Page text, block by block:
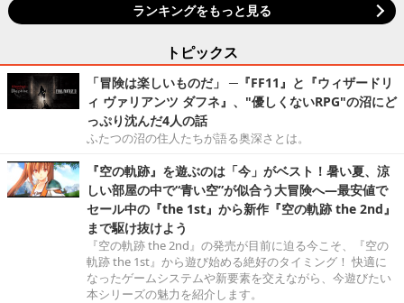
ランキングをもっと見る
トピックス
「冒険は楽しいものだ」 ─『FF11』と『ウィザードリ
ィ ヴァリアンツ ダフネ』、"優しくないRPG"の沼にど
っぷり沈んだ4人の話
ふたつの沼の住人たちが語る奥深さとは。
『空の軌跡』を遊ぶのは「今」がベスト！暑い夏、涼
しい部屋の中で“青い空”が似合う大冒険へ―最安値で
セール中の『the 1st』から新作『空の軌跡 the 2nd』
まで駆け抜けよう
『空の軌跡 the 2nd』の発売が目前に迫る今こそ、『空の
軌跡 the 1st』から遊び始める絶好のタイミング！ 快適に
なったゲームシステムや新要素を交えながら、今遊びたい
本シリーズの魅力を紹介します。